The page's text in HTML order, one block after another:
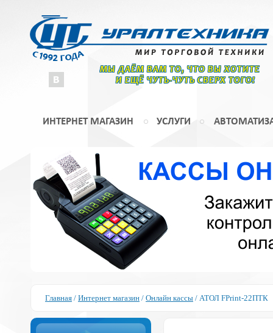
МЫ ДАЁМ ВАМ ТО, ЧТО ВЫ ХОТИТЕ
И ЕЩЁ ЧУТЬ-ЧУТЬ СВЕРХ ТОГО!
ИНТЕРНЕТ МАГАЗИН УСЛУГИ
Главная / Интернет магазин / Онлайн кассы / АТОЛ FPrint-22ПТК